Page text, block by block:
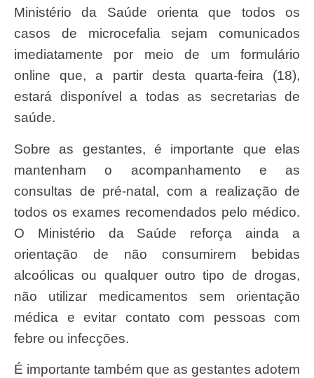
Ministério da Saúde orienta que todos os
casos de microcefalia sejam comunicados
imediatamente por meio de um formulário
online que, a partir desta quarta-feira (18),
estará disponível a todas as secretarias de
saúde.
Sobre as gestantes, é importante que elas
mantenham o acompanhamento e as
consultas de pré-natal, com a realização de
todos os exames recomendados pelo médico.
O Ministério da Saúde reforça ainda a
orientação de não consumirem bebidas
alcoólicas ou qualquer outro tipo de drogas,
não utilizar medicamentos sem orientação
médica e evitar contato com pessoas com
febre ou infecções.
É importante também que as gestantes adotem